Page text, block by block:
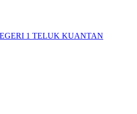
1 TELUK KUANTAN